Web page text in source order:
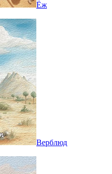
Ёж
Верблюд